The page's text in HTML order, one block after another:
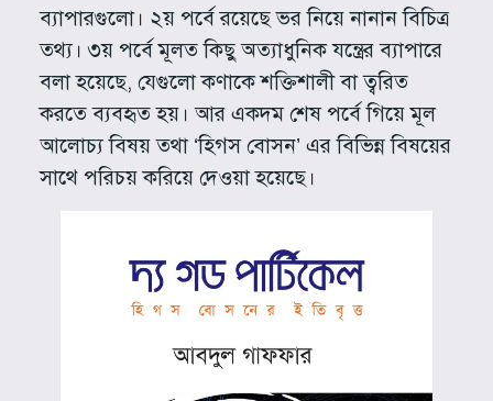
ব্যাপারগুলো। ২য় পর্বে রয়েছে ভর নিয়ে নানান বিচিত্র
তথ্য। ৩য় পর্বে মূলত কিছু অত্যাধুনিক যন্ত্রের ব্যাপারে
বলা হয়েছে, যেগুলো কণাকে শক্তিশালী বা ত্বরিত
করতে ব্যবহৃত হয়। আর একদম শেষ পর্বে গিয়ে মূল
আলোচ্য বিষয় তথা ‘হিগস বোসন’ এর বিভিন্ন বিষয়ের
সাথে পরিচয় করিয়ে দেওয়া হয়েছে।